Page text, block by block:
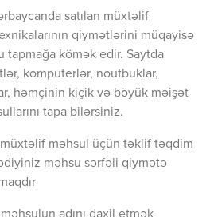
satılan müxtəlif
qiymətlərini müqayisə
tapmağa kömək edir. Saytda
komputerlər, noutbuklar,
həmçinin kiçik və böyük məişət
tapa bilərsiniz.
müxtəlif məhsul üçün təklif təqdim
məhsu sərfəli qiymətə